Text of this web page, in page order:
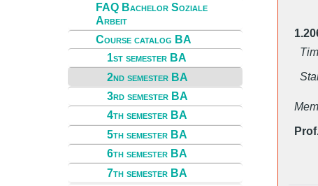
FAQ Bachelor Soziale
Arbeit
Course catalog BA
1st semester BA
2nd semester BA
3rd semester BA
4th semester BA
5th semester BA
6th semester BA
7th semester BA